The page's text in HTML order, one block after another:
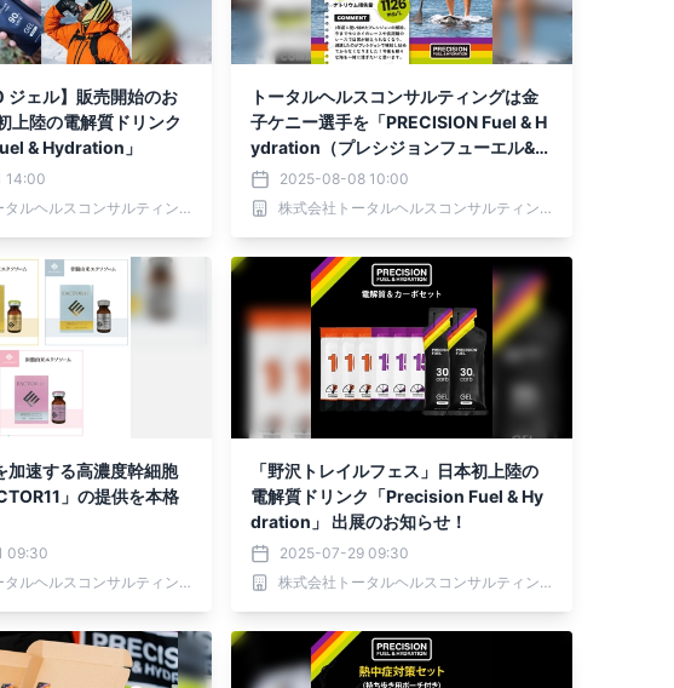
ジェル】販売開始のお
上陸の電解質ドリンク
& Hydration」
14:00
株式会社トータルヘルスコンサルティング
トータルヘルスコンサルティングは金
子ケニー選手を「PRECISION Fuel & H
ydration（プレシジョンフューエル&ハ
イドレーション）」のサポート選手と
して7月20日より支援
2025-08-08 10:00
株式会社トータルヘルスコンサルティング
加速する高濃度幹細胞
」の提供を本格
09:30
株式会社トータルヘルスコンサルティング
「野沢トレイルフェス」日本初上陸の
電解質ドリンク「Precision Fuel & Hy
dration」 出展のお知らせ！
2025-07-29 09:30
株式会社トータルヘルスコンサルティング